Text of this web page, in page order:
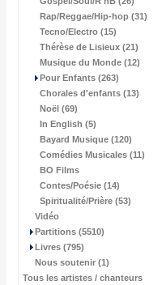
Rap/Reggae/Hip-hop (31)
Tecno/Electro (15)
Thérèse de Lisieux (21)
Musique du Monde (12)
Pour Enfants (263)
Chorales d'enfants (13)
Noël (69)
In English (5)
Bayard Musique (120)
Comédies Musicales (11)
BO Films
Contes/Poésie (14)
Spiritualité/Prière (53)
Vidéo
Partitions (5510)
Livres (795)
Nous soutenir (1)
Tous les artistes / chanteurs